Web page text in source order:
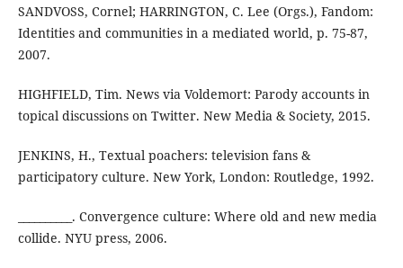
SANDVOSS, Cornel; HARRINGTON, C. Lee (Orgs.), Fandom:
Identities and communities in a mediated world, p. 75-87,
2007.
HIGHFIELD, Tim. News via Voldemort: Parody accounts in
topical discussions on Twitter. New Media & Society, 2015.
JENKINS, H., Textual poachers: television fans &
participatory culture. New York, London: Routledge, 1992.
__________. Convergence culture: Where old and new media
collide. NYU press, 2006.